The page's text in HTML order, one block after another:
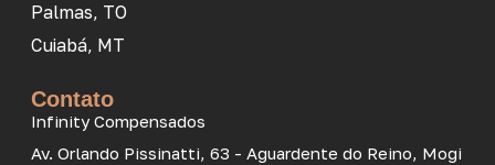
Palmas, TO
Cuiabá, MT
Contato
Infinity Compensados
Av. Orlando Pissinatti, 63 - Aguardente do Reino, Mogi